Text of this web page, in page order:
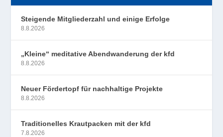
Steigende Mitgliederzahl und einige Erfolge
8.8.2026
„Kleine“ meditative Abendwanderung der kfd
8.8.2026
Neuer Fördertopf für nachhaltige Projekte
8.8.2026
Traditionelles Krautpacken mit der kfd
7.8.2026